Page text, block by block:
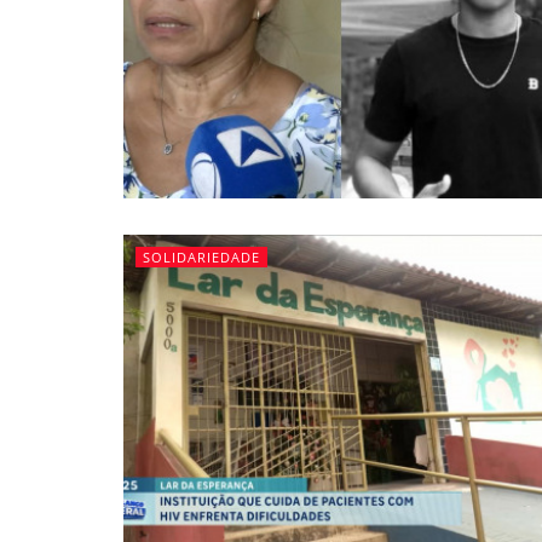
SOLIDARIEDADE